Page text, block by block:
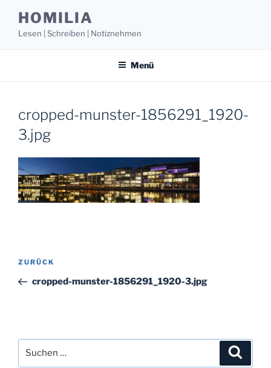
Inhalt
springen
HOMILIA
Lesen | Schreiben | Notiznehmen
Menü
cropped-munster-1856291_1920-
3.jpg
Beitragsnavigation
Vorheriger
Beitrag
ZURÜCK
cropped-munster-1856291_1920-3.jpg
nach: